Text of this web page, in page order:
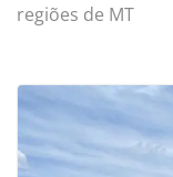
regiões de MT